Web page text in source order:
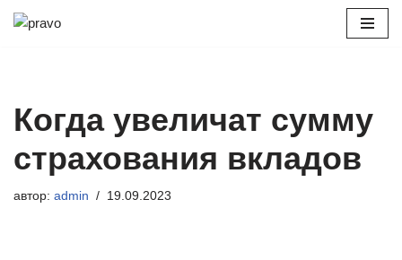
Когда увеличат сумму
страхования вкладов
автор: admin 19.09.2023